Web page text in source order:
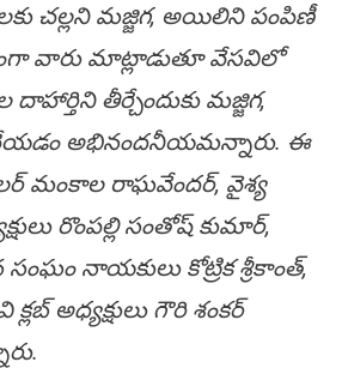
చల్లని మజ్జిగ, అయిలిని పంపిణీ
వారు మాట్లాడుతూ వేసవిలో
తీర్చేందుకు మజ్జిగ,
అభినందనీయమన్నారు. ఈ
మంకాల రాఘవేందర్, వైశ్య
రొంపల్లి సంతోష్ కుమార్,
నాయకులు కోట్రిక శ్రీకాంత్,
అధ్యక్షులు గౌరి శంకర్